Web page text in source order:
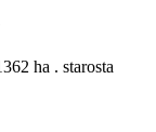
ha . starosta